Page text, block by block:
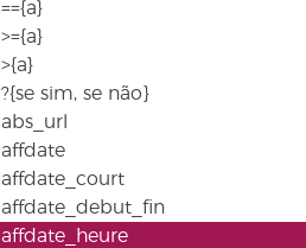
|=={a}
|>={a}
|>{a}
|?{se sim, se não}
|abs_url
|affdate
|affdate_court
|affdate_debut_fin
|affdate_heure